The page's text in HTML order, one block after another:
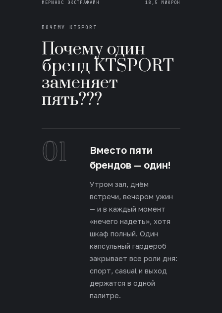
МЕРИНОС ЭКСТРАФАЙН 18,5 МИКРОН
ПОЧЕМУ KTSPORT
Почему один
бренд KTSPORT
заменяет
пять???
01
Вместо пяти
брендов — один!
Утром зал, днём
встречи, вечером ужин
— и в каждый момент
«нечего надеть», хотя
шкаф полный. Один
капсульный гардероб
закрывает все роли дня:
спорт, casual и выход
держатся в одной
палитре.